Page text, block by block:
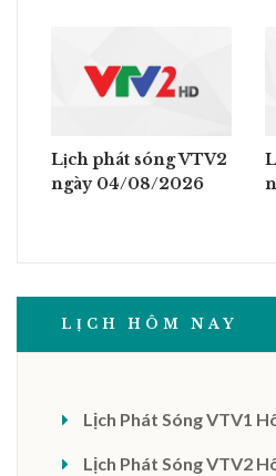
Lịch phát sóng VTV2
ngày 04/08/2026
LỊCH HÔM NAY
Lịch Phát Sóng VTV1
Lịch Phát Sóng VTV2